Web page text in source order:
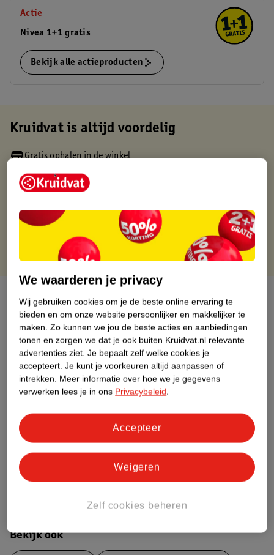
Actie
Nivea 1+1 gratis
Bekijk alle actieproducten
Kruidvat is altijd voordelig
Gratis ophalen in de winkel
Gratis thuisbezorgd vanaf 50.00
Gratis punten met je Kruidvat kaart
Over dit product
Productinformatie
Etiketinformatie
Nature Impact Score
Dit product heeft (nog) geen Nature
Impact Score.
Bekijk ook
We waarderen je privacy
Wij gebruiken cookies om je de beste online ervaring te
bieden en om onze website persoonlijker en makkelijker te
maken. Zo kunnen we jou de beste acties en aanbiedingen
tonen en zorgen we dat je ook buiten Kruidvat.nl relevante
advertenties ziet. Je bepaalt zelf welke cookies je
accepteert. Je kunt je voorkeuren altijd aanpassen of
intrekken. Meer informatie over hoe we je gegevens
verwerken lees je in ons Privacybeleid.
Zelf cookies beheren
Weigeren
Accepteer